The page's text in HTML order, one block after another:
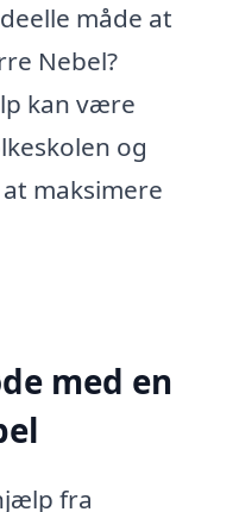
måde at
Nebel?
kan være
og
maksimere
med en
fra